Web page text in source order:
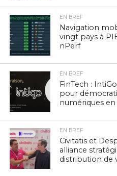
EN BREF
Navigation
vingt pays à
nPerf
EN BREF
FinTech :
pour
numériques en
EN BREF
Civitatis et
alliance
distribution de